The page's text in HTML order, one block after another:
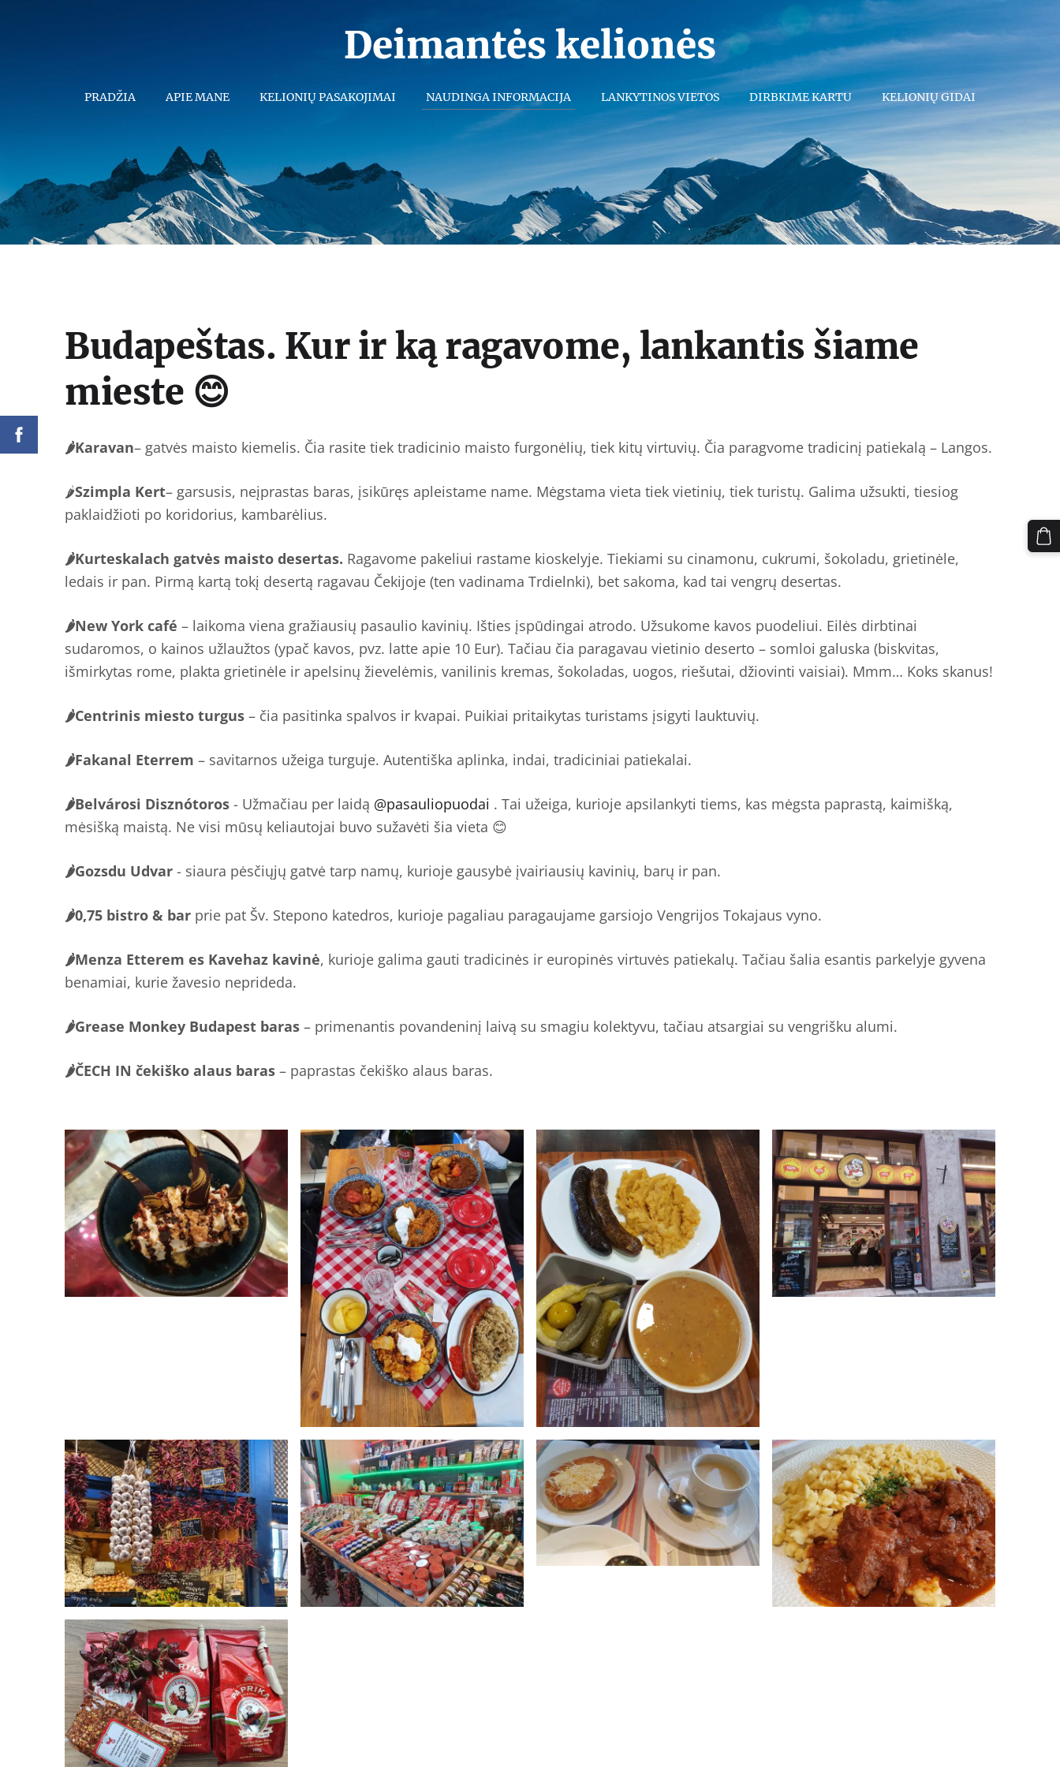
Deimantės kelionės
PRADŽIA APIE MANE KELIONIŲ PASAKOJIMAI NAUDINGA INFORMACIJA LANKYTINOS VIETOS DIRBKIME KARTU KELIONIŲ GIDAI
Budapeštas. Kur ir ką ragavome, lankantis šiame
mieste 😊
🌶Karavan– gatvės maisto kiemelis. Čia rasite tiek tradicinio maisto furgonėlių, tiek kitų virtuvių. Čia paragvome tradicinį patiekalą – Langos.
🌶Szimpla Kert– garsusis, neįprastas baras, įsikūręs apleistame name. Mėgstama vieta tiek vietinių, tiek turistų. Galima užsukti, tiesiog
paklaidžioti po koridorius, kambarėlius.
🌶Kurteskalach gatvės maisto desertas. Ragavome pakeliui rastame kioskelyje. Tiekiami su cinamonu, cukrumi, šokoladu, grietinėle,
ledais ir pan. Pirmą kartą tokį desertą ragavau Čekijoje (ten vadinama Trdielnki), bet sakoma, kad tai vengrų desertas.
🌶New York café – laikoma viena gražiausių pasaulio kavinių. Išties įspūdingai atrodo. Užsukome kavos puodeliui. Eilės dirbtinai
sudaromos, o kainos užlaužtos (ypač kavos, pvz. latte apie 10 Eur). Tačiau čia paragavau vietinio deserto – somloi galuska (biskvitas,
išmirkytas rome, plakta grietinėle ir apelsinų žievelėmis, vanilinis kremas, šokoladas, uogos, riešutai, džiovinti vaisiai). Mmm… Koks skanus!
🌶Centrinis miesto turgus – čia pasitinka spalvos ir kvapai. Puikiai pritaikytas turistams įsigyti lauktuvių.
🌶Fakanal Eterrem – savitarnos užeiga turguje. Autentiška aplinka, indai, tradiciniai patiekalai.
🌶Belvárosi Disznótoros - Užmačiau per laidą @pasauliopuodai . Tai užeiga, kurioje apsilankyti tiems, kas mėgsta paprastą, kaimišką,
mėsišką maistą. Ne visi mūsų keliautojai buvo sužavėti šia vieta 😊
🌶Gozsdu Udvar - siaura pėsčiųjų gatvė tarp namų, kurioje gausybė įvairiausių kavinių, barų ir pan.
🌶0,75 bistro & bar prie pat Šv. Stepono katedros, kurioje pagaliau paragaujame garsiojo Vengrijos Tokajaus vyno.
🌶Menza Etterem es Kavehaz kavinė, kurioje galima gauti tradicinės ir europinės virtuvės patiekalų. Tačiau šalia esantis parkelyje gyvena
benamiai, kurie žavesio neprideda.
🌶Grease Monkey Budapest baras – primenantis povandeninį laivą su smagiu kolektyvu, tačiau atsargiai su vengrišku alumi.
🌶ČECH IN čekiško alaus baras – paprastas čekiško alaus baras.